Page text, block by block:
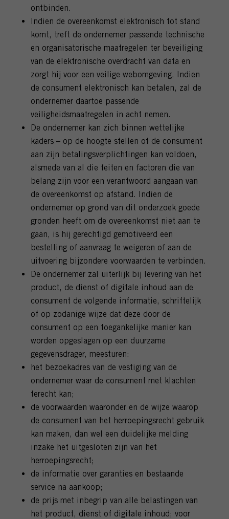
ontbinden.
Indien de overeenkomst elektronisch tot stand
komt, treft de ondernemer passende technische
en organisatorische maatregelen ter beveiliging
van de elektronische overdracht van data en
zorgt hij voor een veilige webomgeving. Indien
de consument elektronisch kan betalen, zal de
ondernemer daartoe passende
veiligheidsmaatregelen in acht nemen.
De ondernemer kan zich binnen wettelijke
kaders – op de hoogte stellen of de consument
aan zijn betalingsverplichtingen kan voldoen,
alsmede van al die feiten en factoren die van
belang zijn voor een verantwoord aangaan van
de overeenkomst op afstand. Indien de
ondernemer op grond van dit onderzoek goede
gronden heeft om de overeenkomst niet aan te
gaan, is hij gerechtigd gemotiveerd een
bestelling of aanvraag te weigeren of aan de
uitvoering bijzondere voorwaarden te verbinden.
De ondernemer zal uiterlijk bij levering van het
product, de dienst of digitale inhoud aan de
consument de volgende informatie, schriftelijk
of op zodanige wijze dat deze door de
consument op een toegankelijke manier kan
worden opgeslagen op een duurzame
gegevensdrager, meesturen:
het bezoekadres van de vestiging van de
ondernemer waar de consument met klachten
terecht kan;
de voorwaarden waaronder en de wijze waarop
de consument van het herroepingsrecht gebruik
kan maken, dan wel een duidelijke melding
inzake het uitgesloten zijn van het
herroepingsrecht;
de informatie over garanties en bestaande
service na aankoop;
de prijs met inbegrip van alle belastingen van
het product, dienst of digitale inhoud; voor